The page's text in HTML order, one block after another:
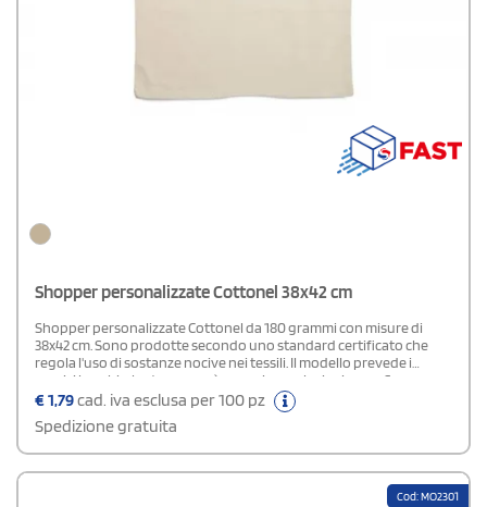
Shopper personalizzate Cottonel 38x42 cm
Shopper personalizzate Cottonel da 180 grammi con misure di
38x42 cm. Sono prodotte secondo uno standard certificato che
regola l'uso di sostanze nocive nei tessili. Il modello prevede i
manici lunghi e la stampa può avvenire anche in ricamo. Sono
ideali come omaggi pubblicitari per negozi e aziende.
€1,79cad. iva esclusa per 100 pz
Spedizione gratuita
Cod: MO2301